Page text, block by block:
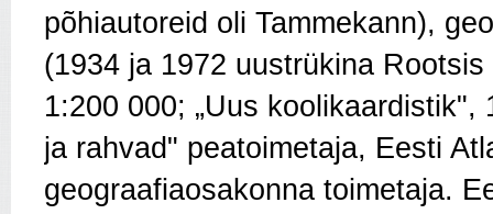
põhiautoreid oli Tammekann),
(1934 ja 1972 uustrükina
1:200 000; „Uus koolikaardistik",
ja rahvad" peatoimetaja, Eesti
geograafiaosakonna toimetaja.